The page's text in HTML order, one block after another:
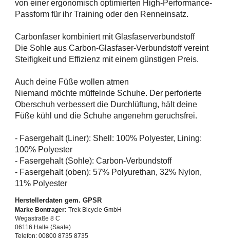
von einer ergonomisch optimierten High-Performance-
Passform für ihr Training oder den Renneinsatz.
Carbonfaser kombiniert mit Glasfaserverbundstoff
Die Sohle aus Carbon-Glasfaser-Verbundstoff vereint
Steifigkeit und Effizienz mit einem günstigen Preis.
Auch deine Füße wollen atmen
Niemand möchte müffelnde Schuhe. Der perforierte
Oberschuh verbessert die Durchlüftung, hält deine
Füße kühl und die Schuhe angenehm geruchsfrei.
- Fasergehalt (Liner): Shell: 100% Polyester, Lining:
100% Polyester
- Fasergehalt (Sohle): Carbon-Verbundstoff
- Fasergehalt (oben): 57% Polyurethan, 32% Nylon,
11% Polyester
Herstellerdaten gem. GPSR
Marke Bontrager: Trek Bicycle GmbH
Wegastraße 8 C
06116 Halle (Saale)
Telefon: 00800 8735 8735